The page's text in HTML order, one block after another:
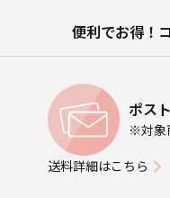
便利でお得！
ポス
※対象
送料詳細はこちら